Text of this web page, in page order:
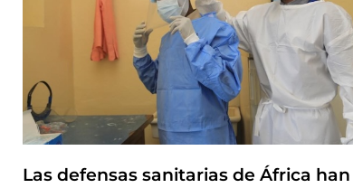
Las defensas sanitarias de África han